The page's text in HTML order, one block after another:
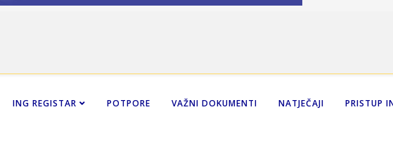
ING REGISTAR POTPORE VAŽNI DOKUMENTI NATJEČAJI PRISTUP